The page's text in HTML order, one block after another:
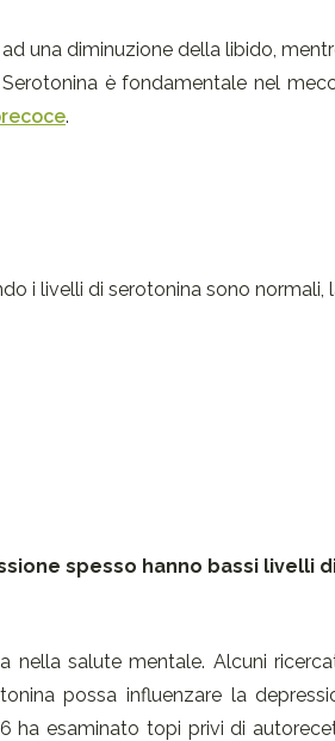
una diminuzione della libido,
è fondamentale nel
.
i livelli di serotonina sono normali,
spesso hanno bassi livelli
salute mentale. Alcuni
possa influenzare la
ha esaminato topi privi di